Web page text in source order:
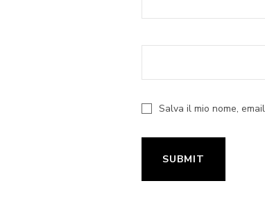
Salva il mio nome,